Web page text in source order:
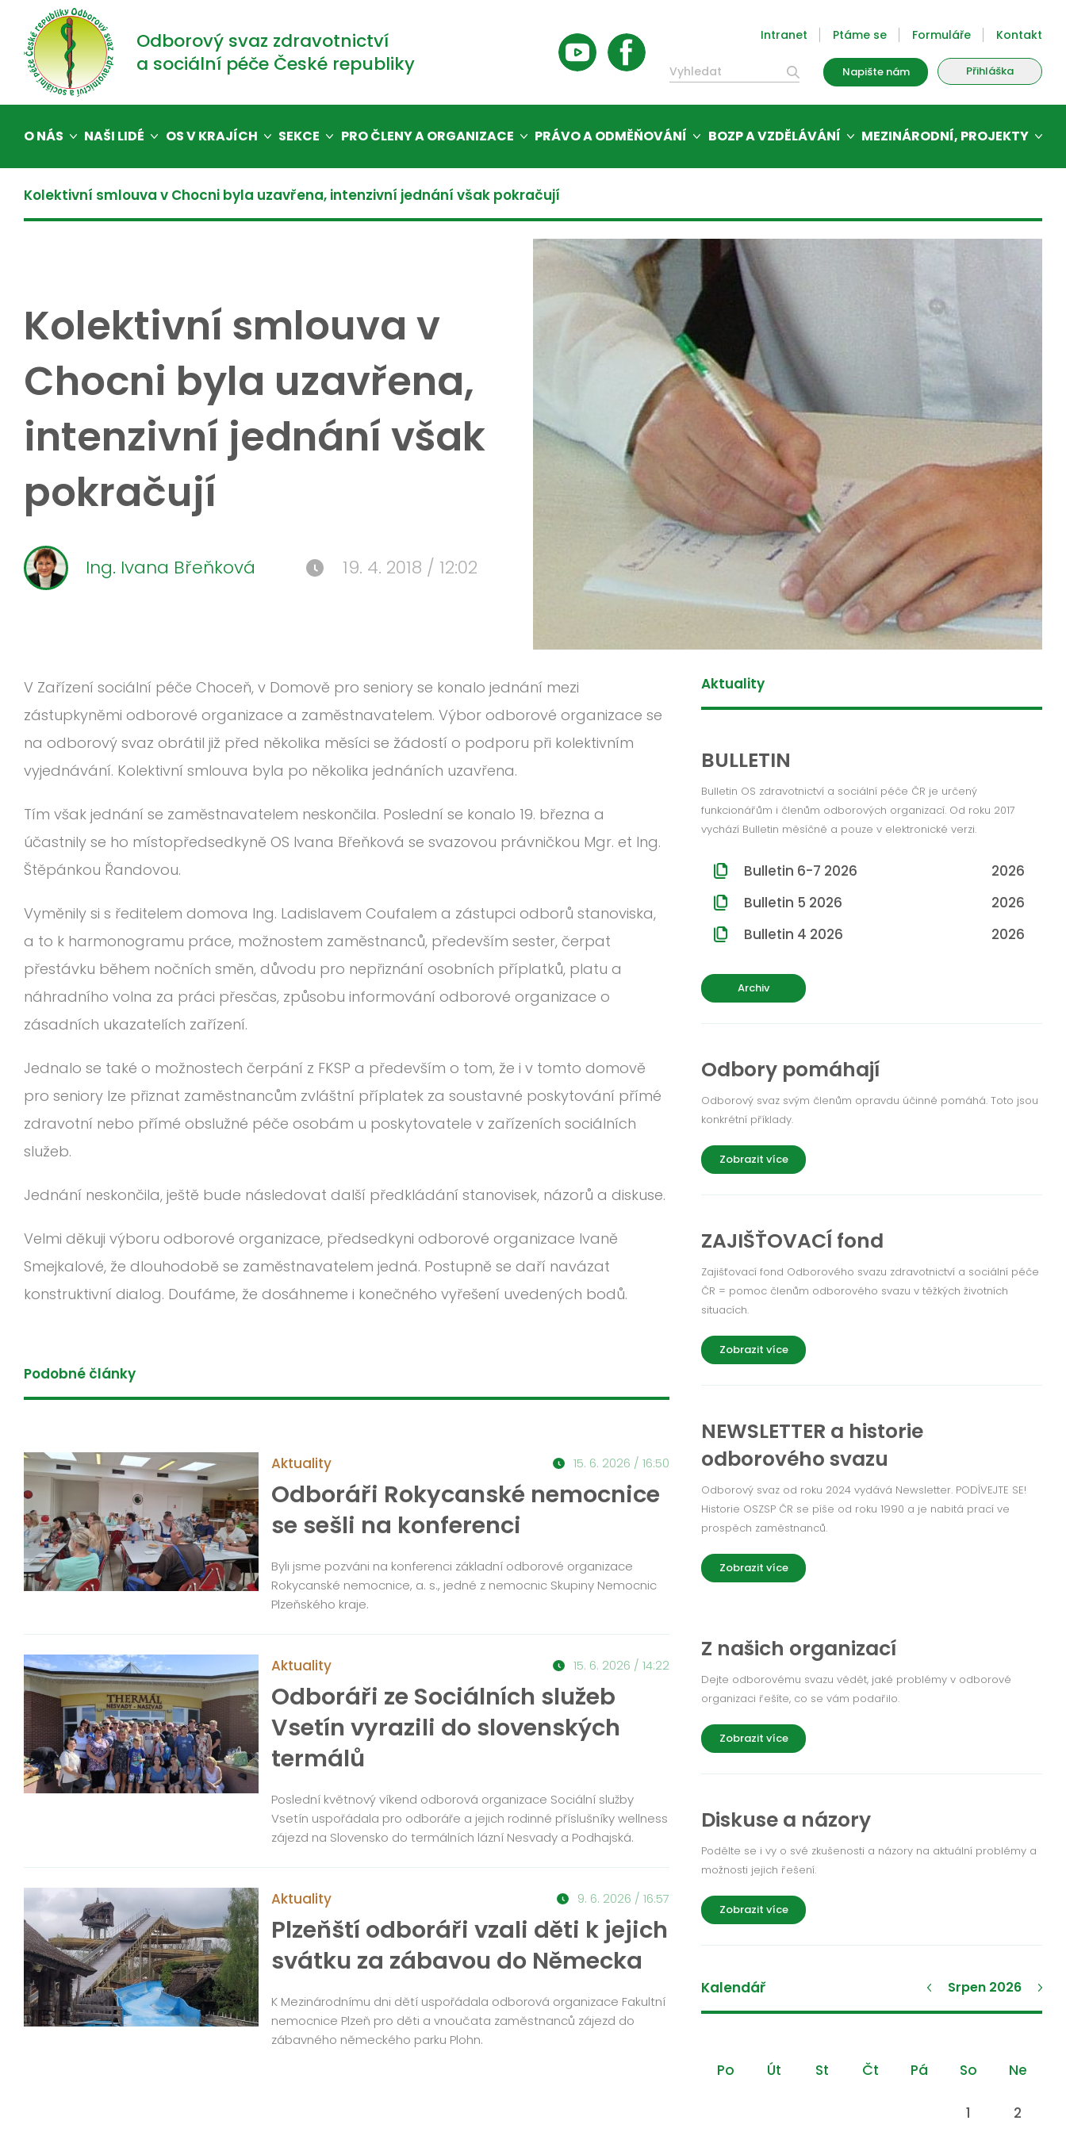
Kolektivní smlouva v Chocni byla uzavřena, intenzivní jednání však pokračují
Kolektivní smlouva v
Chocni byla uzavřena,
intenzivní jednání však
pokračují
Ing. Ivana Břeňková 19. 4. 2018 / 12:02
V Zařízení sociální péče Choceň, v Domově pro seniory se konalo jednání mezi
zástupkyněmi odborové organizace a zaměstnavatelem. Výbor odborové organizace se
na odborový svaz obrátil již před několika měsíci se žádostí o podporu při kolektivním
vyjednávání. Kolektivní smlouva byla po několika jednáních uzavřena.
Tím však jednání se zaměstnavatelem neskončila. Poslední se konalo 19. března a
účastnily se ho místopředsedkyně OS Ivana Břeňková se svazovou právničkou Mgr. et Ing.
Štěpánkou Řandovou.
Vyměnily si s ředitelem domova Ing. Ladislavem Coufalem a zástupci odborů stanoviska,
a to k harmonogramu práce, možnostem zaměstnanců, především sester, čerpat
přestávku během nočních směn, důvodu pro nepřiznání osobních příplatků, platu a
náhradního volna za práci přesčas, způsobu informování odborové organizace o
zásadních ukazatelích zařízení.
Jednalo se také o možnostech čerpání z FKSP a především o tom, že i v tomto domově
pro seniory lze přiznat zaměstnancům zvláštní příplatek za soustavné poskytování přímé
zdravotní nebo přímé obslužné péče osobám u poskytovatele v zařízeních sociálních
služeb.
Jednání neskončila, ještě bude následovat další předkládání stanovisek, názorů a diskuse.
Velmi děkuji výboru odborové organizace, předsedkyni odborové organizace Ivaně
Smejkalové, že dlouhodobě se zaměstnavatelem jedná. Postupně se daří navázat
konstruktivní dialog. Doufáme, že dosáhneme i konečného vyřešení uvedených bodů.
Podobné články
Aktuality 15. 6. 2026 / 16:50
Odboráři Rokycanské nemocnice
se sešli na konferenci
Byli jsme pozváni na konferenci základní odborové organizace
Rokycanské nemocnice, a. s., jedné z nemocnic Skupiny Nemocnic
Plzeňského kraje.
Aktuality 15. 6. 2026 / 14:22
Odboráři ze Sociálních služeb
Vsetín vyrazili do slovenských
termálů
Poslední květnový víkend odborová organizace Sociální služby
Vsetín uspořádala pro odboráře a jejich rodinné příslušníky wellness
zájezd na Slovensko do termálních lázní Nesvady a Podhajská.
Aktuality 9. 6. 2026 / 16:57
Plzeňští odboráři vzali děti k jejich
svátku za zábavou do Německa
K Mezinárodnímu dni dětí uspořádala odborová organizace Fakultní
nemocnice Plzeň pro děti a vnoučata zaměstnanců zájezd do
zábavného německého parku Plohn.
Aktuality
BULLETIN
Bulletin OS zdravotnictví a sociální péče ČR je určený
funkcionářům i členům odborových organizací. Od roku 2017
vychází Bulletin měsíčně a pouze v elektronické verzi.
Bulletin 6-7 2026
2026
Bulletin 5 2026
2026
Bulletin 4 2026
2026
Archiv
Odbory pomáhají
Odborový svaz svým členům opravdu účinně pomáhá. Toto jsou
konkrétní příklady.
Zobrazit více
ZAJIŠŤOVACÍ fond
Zajišťovací fond Odborového svazu zdravotnictví a sociální péče
ČR = pomoc členům odborového svazu v těžkých životních
situacích.
Zobrazit více
NEWSLETTER a historie
odborového svazu
Odborový svaz od roku 2024 vydává Newsletter. PODÍVEJTE SE!
Historie OSZSP ČR se píše od roku 1990 a je nabitá prací ve
prospěch zaměstnanců.
Zobrazit více
Z našich organizací
Dejte odborovému svazu vědět, jaké problémy v odborové
organizaci řešíte, co se vám podařilo.
Zobrazit více
Diskuse a názory
Podělte se i vy o své zkušenosti a názory na aktuální problémy a
možnosti jejich řešení.
Zobrazit více
Kalendář Srpen 2026
Po Út St Čt Pá So Ne
1 2
Odborový svaz zdravotnictví
a sociální péče České republiky
Intranet Ptáme se Formuláře Kontakt
Napište nám Přihláška
O NÁS NAŠI LIDÉ OS V KRAJÍCH SEKCE PRO ČLENY A ORGANIZACE PRÁVO A ODMĚŇOVÁNÍ BOZP A VZDĚLÁVÁNÍ MEZINÁRODNÍ, PROJEKTY